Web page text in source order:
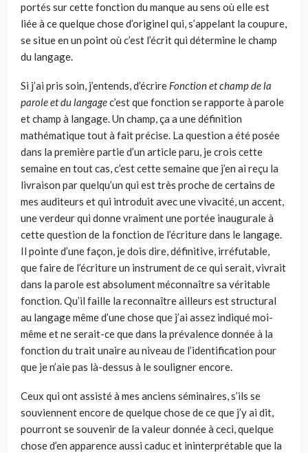
portés sur cette fonction du manque au sens où elle est
liée à ce quelque chose d’originel qui, s’appelant la coupure,
se situe en un point où c’est l’écrit qui détermine le champ
du langage.
Si j’ai pris soin, j’entends, d’écrire Fonction et champ de la
parole et du lan­gagec’est que fonction se rapporte à parole
et champ à langage. Un champ, ça a une définition
mathématique tout à fait précise. La question a été posée
dans la première partie d’un article paru, je crois cette
semaine en tout cas, c’est cette semaine que j’en ai reçu la
livraison par quelqu’un qui est très proche de certains de
mes auditeurs et qui introduit avec une vivacité, un accent,
une verdeur qui donne vraiment une portée inaugurale à
cette question de la fonction de l’écri­ture dans le langage.
Il pointe d’une façon, je dois dire, définitive, irréfutable,
que faire de l’écriture un instrument de ce qui serait, vivrait
dans la parole est absolument méconnaître sa véritable
fonction. Qu’il faille la reconnaître ailleurs est structural
au langage même d’une chose que j’ai assez indiqué moi-
même et ne serait-ce que dans la prévalence donnée à la
fonction du trait unaire au niveau de l’identification pour
que je n’aie pas là-dessus à le souligner encore.
Ceux qui ont assisté à mes anciens séminaires, s’ils se
souviennent encore de quelque chose de ce que j’y ai dit,
pourront se souvenir de la valeur donnée à ceci, quelque
chose d’en apparence aussi caduc et ininterprétable que la